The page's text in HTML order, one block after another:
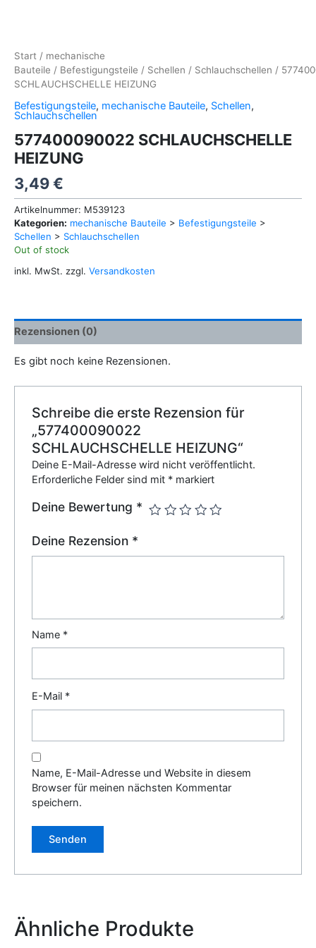
Start / mechanische
Bauteile / Befestigungsteile / Schellen / Schlauchschellen /
SCHLAUCHSCHELLE HEIZUNG
Befestigungsteile, mechanische Bauteile, Schellen,
Schlauchschellen
577400090022 SCHLAUCHSCHELLE
HEIZUNG
3,49€
Artikelnummer: M539123
Kategorien: mechanische Bauteile > Befestigungsteile >
Schellen > Schlauchschellen
Out of stock
inkl. MwSt. zzgl. Versandkosten
Rezensionen (0)
Es gibt noch keine Rezensionen.
Schreibe die erste Rezension für
„577400090022
SCHLAUCHSCHELLE HEIZUNG“
Deine E-Mail-Adresse wird nicht veröffentlicht.
Erforderliche Felder sind mit * markiert
Deine Bewertung *
Deine Rezension *
Name *
E-Mail *
Name, E-Mail-Adresse und Website in diesem
Browser für meinen nächsten Kommentar
speichern.
Ähnliche Produkte